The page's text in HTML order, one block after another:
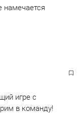
намечается
игре с
в команду!